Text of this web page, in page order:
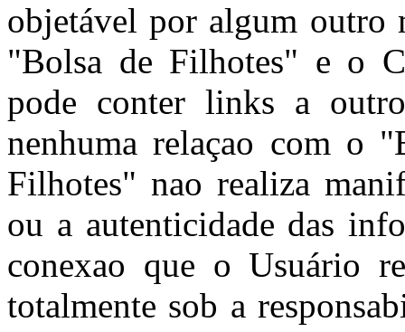
objetável por algum outro
"Bolsa de Filhotes" e o
pode conter links a
nenhuma relaçao com o
Filhotes" nao realiza
ou a autenticidade das
conexao que o Usuário
totalmente sob a